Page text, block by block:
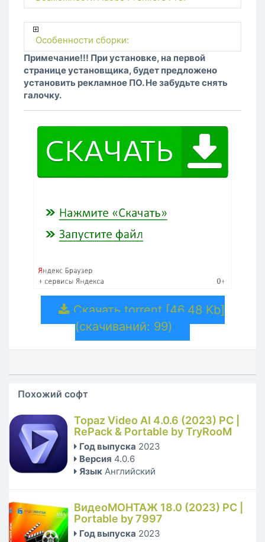
Особенности сборки:
Примечание!!! При установке, на первой
странице установщика, будет предложено
установить рекламное ПО. Не забудьте снять
галочку.
Скачать torrent [46.48 Kb]
(cкачиваний: 99)
Похожий софт
Topaz Video AI 4.0.6 (2023) PC |
RePack & Portable by TryRooM
Год выпуска 2023
Версия 4.0.6
Язык Английский
ВидеоМОНТАЖ 18.0 (2023) PC |
Portable by 7997
Год выпуска 2023